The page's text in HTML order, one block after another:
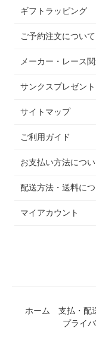
ギフトラッピング
ご予約注文について
メーカー・レース
サンクスプレゼント
サイトマップ
ご利用ガイド
お支払い方法につ
配送方法・送料に
マイアカウント
ホーム 支払・配
プライ